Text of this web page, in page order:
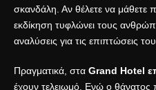
σκανδάλη. Αν θέλετε να μάθετε
εκδίκηση τυφλώνει τους
αναλύσεις για τις επιπτώσεις
Πραγματικά, στα Grand Hotel
έχουν τελειωμό. Ενώ ο θάνατος